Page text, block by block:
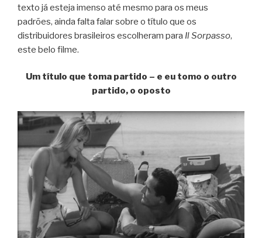
texto já esteja imenso até mesmo para os meus
padrões, ainda falta falar sobre o título que os
distribuidores brasileiros escolheram para Il Sorpasso,
este belo filme.
Um título que toma partido – e eu tomo o outro
partido, o oposto